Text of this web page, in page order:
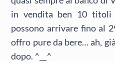
in vendita ben 10 titoli
possono arrivare fino al
offro pure da bere… ah,
dopo. ^__^